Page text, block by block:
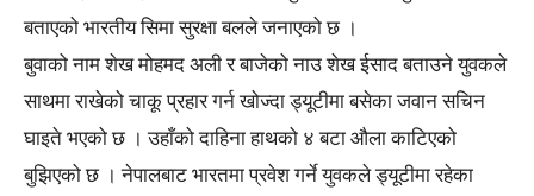
बताएको भारतीय सिमा सुरक्षा बलले जनाएको छ ।
बुवाको नाम शेख मोहमद अली र बाजेको नाउ शेख ईसाद बताउने युवकले
साथमा राखेको चाकू प्रहार गर्न खोज्दा ड्यूटीमा बसेका जवान सचिन
घाइते भएको छ । उहाँको दाहिना हाथको ४ बटा औला काटिएको
बुझिएको छ । नेपालबाट भारतमा प्रवेश गर्ने युवकले ड्यूटीमा रहेका